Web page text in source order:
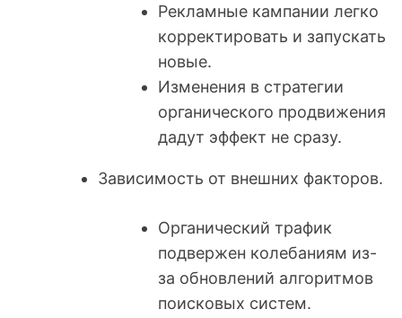
Рекламные кампании легко
корректировать и запускать
новые.
Изменения в стратегии
органического продвижения
дадут эффект не сразу.
Зависимость от внешних факторов.
Органический трафик
подвержен колебаниям из-
за обновлений алгоритмов
поисковых систем.